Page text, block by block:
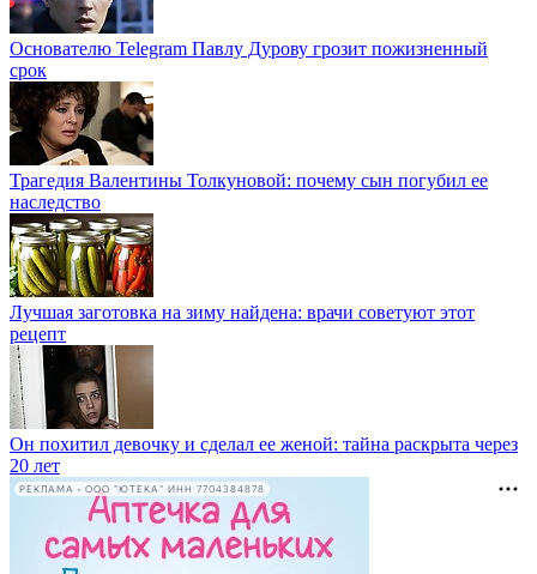
Основателю Telegram Павлу Дурову грозит пожизненный
срок
Трагедия Валентины Толкуновой: почему сын погубил ее
наследство
Лучшая заготовка на зиму найдена: врачи советуют этот
рецепт
Он похитил девочку и сделал ее женой: тайна раскрыта через
20 лет
РЕКЛАМА • ООО "ЮТЕКА" ИНН 7704384878